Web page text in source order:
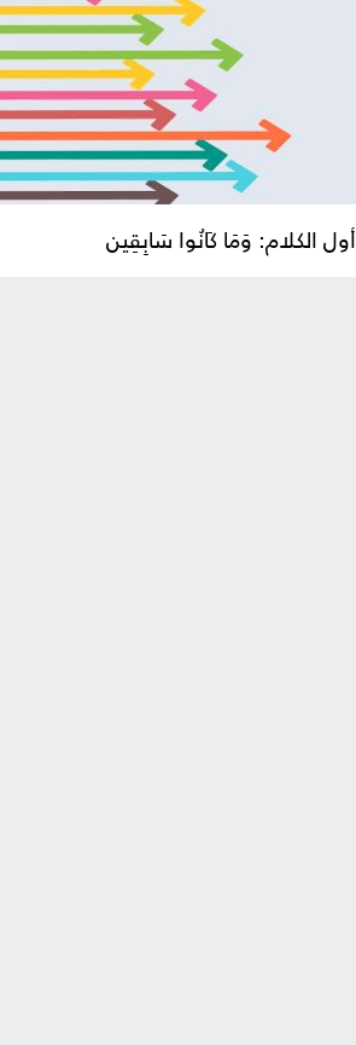
أول الكلام: وَمَا كَانُوا سَابِقِين